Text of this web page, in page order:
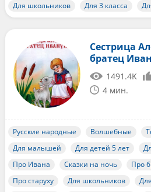
Для школьников
Для 3 класса
Сестрица
братец
1491.4K
4 мин.
Русские народные Волшебные
Для малышей
Для детей 5 лет
Про Ивана
Сказки на ночь Про
Про старуху
Для школьников